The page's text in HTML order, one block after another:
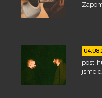
post-
jsme